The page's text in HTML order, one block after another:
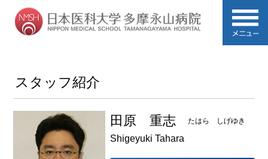
スタッフ紹介
田原 重志 たはら しげゆき
Shigeyuki Tahara